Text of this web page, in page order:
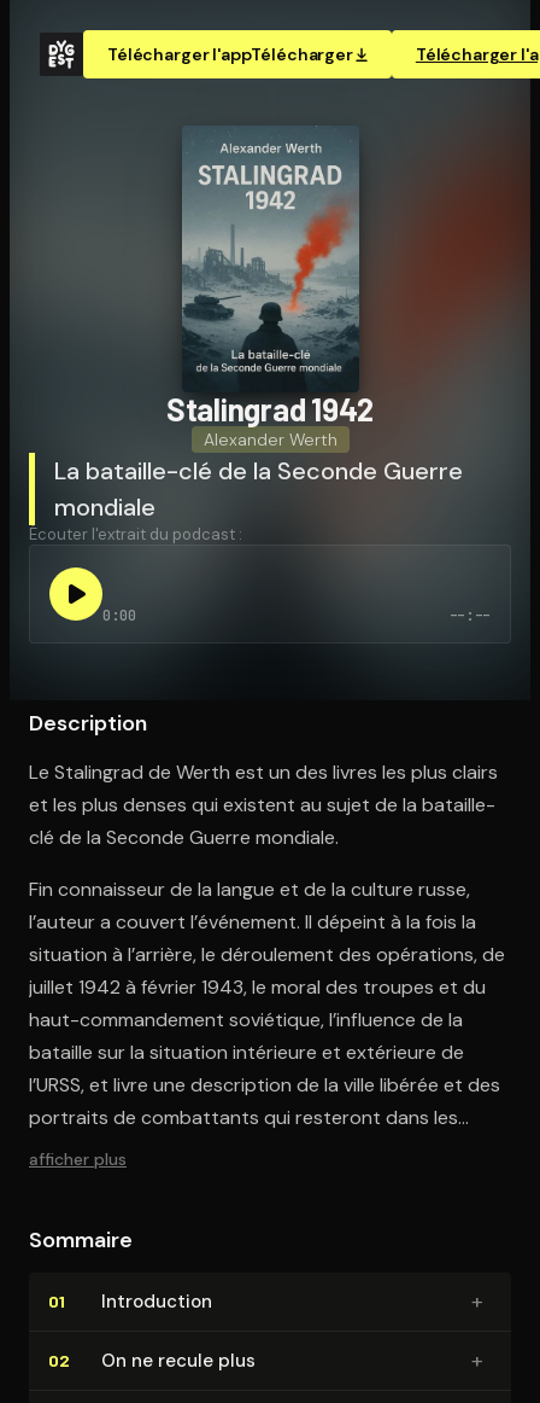
Télécharger l'appTélécharger Télécharger
Ouvre l'app Appareil photo, pointe sur le code. C'est gratuit à
Stalingrad 1942
Alexander Werth
La bataille-clé de la Seconde Guerre
mondiale
Écouter l'extrait du podcast :
0:00 --:--
Description
Le Stalingrad de Werth est un des livres les plus clairs
et les plus denses qui existent au sujet de la bataille-
clé de la Seconde Guerre mondiale.
Fin connaisseur de la langue et de la culture russe,
l’auteur a couvert l’événement. Il dépeint à la fois la
situation à l’arrière, le déroulement des opérations, de
juillet 1942 à février 1943, le moral des troupes et du
haut-commandement soviétique, l’influence de la
bataille sur la situation intérieure et extérieure de
l’URSS, et livre une description de la ville libérée et des
portraits de combattants qui resteront dans les
annales.
afficher plus
Sommaire
01 In­tro­duc­tion +
02 On ne recule plus +